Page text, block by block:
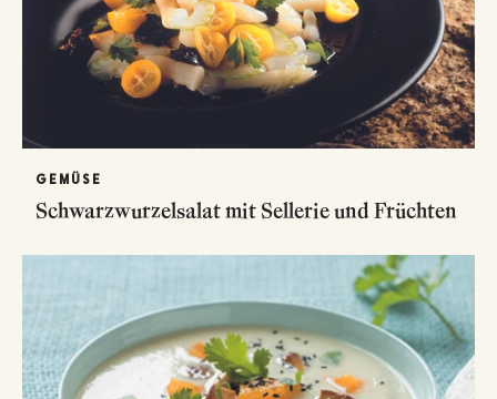
GEMÜSE
Schwarzwurzelsalat mit Sellerie und Früchten